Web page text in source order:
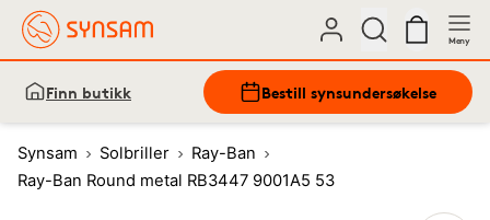
Meny
Finn butikk Bestill synsundersøkelse
Synsam Solbriller
Ray-Ban
Ray-Ban Round metal RB3447 9001A5 53